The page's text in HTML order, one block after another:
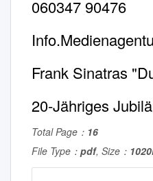
060347 90476
Frank Sinatras
20-Jähriges
Total Page： 16
File Type： pdf, Size：